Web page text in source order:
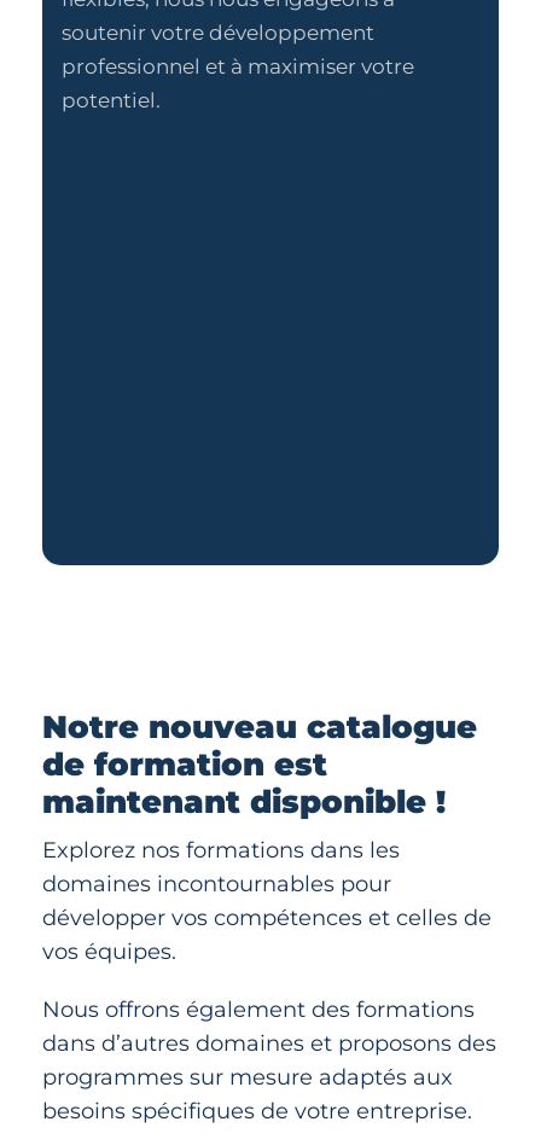
soutenir votre développement
professionnel et à maximiser votre
potentiel.
Notre nouveau catalogue
de formation est
maintenant disponible !
Explorez nos formations dans les
domaines incontournables pour
développer vos compétences et celles de
vos équipes.
Nous offrons également des formations
dans d’autres domaines et proposons des
programmes sur mesure adaptés aux
besoins spécifiques de votre entreprise.